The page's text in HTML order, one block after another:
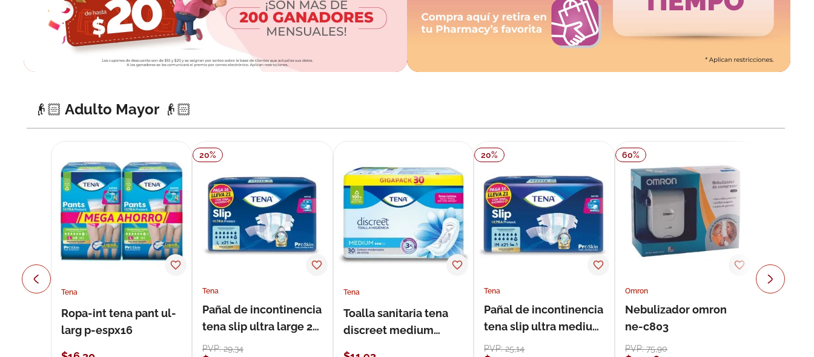
👴🏻 Adulto Mayor 👴🏻
Tena
Ropa-int tena pant ul-
larg p-espx16
20%
Tena
Pañal de incontinencia
tena slip ultra large 21
unidades
PVP:29,34
Tena
Toalla sanitaria tena
discreet medium
20%
Tena
Pañal de incontinencia
tena slip ultra medium
21 unidades
PVP:25,14
60%
Omron
Nebulizador omron
ne-c803
PVP:75,90